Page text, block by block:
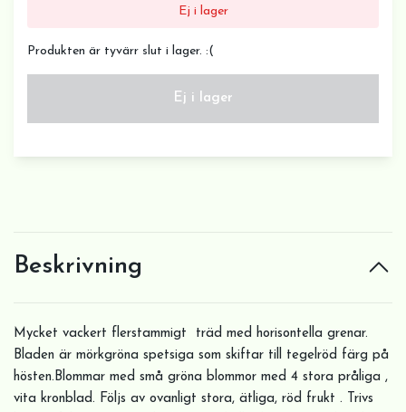
Ej i lager
Produkten är tyvärr slut i lager. :(
Ej i lager
Beskrivning
Mycket vackert flerstammigt träd med horisontella grenar.
Bladen är mörkgröna spetsiga som skiftar till tegelröd färg på
hösten.Blommar med små gröna blommor med 4 stora pråliga ,
vita kronblad. Följs av ovanligt stora, ätliga, röd frukt . Trivs